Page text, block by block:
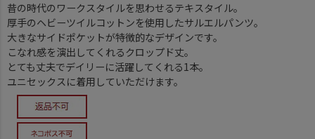
昔の時代のワークスタイルを思わせるテキスタイル。
厚手のヘビーツイルコットンを使用したサルエルパンツ。
大きなサイドポケットが特徴的なデザインです。
こなれ感を演出してくれるクロップド丈。
とても丈夫でデイリーに活躍してくれる1本。
ユニセックスに着用していただけます。